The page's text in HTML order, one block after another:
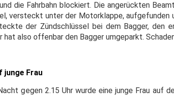
die Fahrbahn blockiert. Die angerückten
versteckt unter der Motorklappe, aufgefunden
der Zündschlüssel bei dem Bagger, den
hat also offenbar den Bagger umgeparkt.
junge Frau
gegen 2.15 Uhr wurde eine junge Frau auf